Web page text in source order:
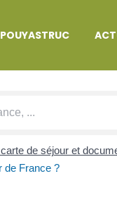
de séjour et
de France ?